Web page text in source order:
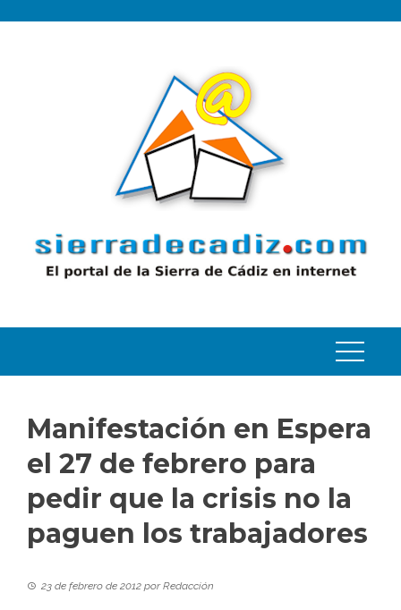
Manifestación en Espera
el 27 de febrero para
pedir que la crisis no la
paguen los trabajadores
23 de febrero de 2012 porRedacción